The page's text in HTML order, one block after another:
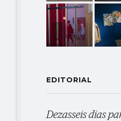
EDITORIAL
Dezasseis dias